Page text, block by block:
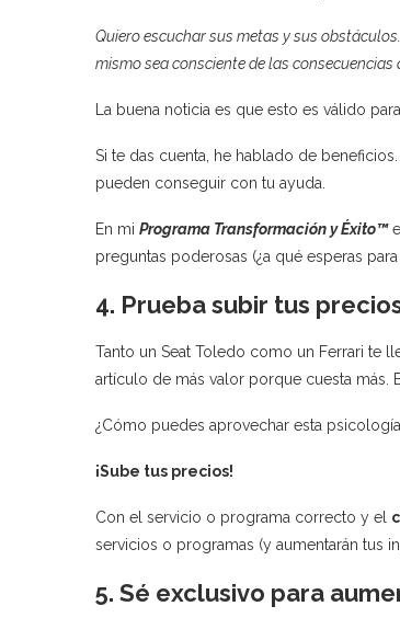
Quiero escuchar sus metas y sus
mismo sea consciente de las consecuencias
La buena noticia es que esto es válido
Si te das cuenta, he hablado de
pueden conseguir con tu ayuda.
En mi Programa Transformación y Éxito™
preguntas poderosas (¿a qué esperas
4. Prueba subir tus
Tanto un Seat Toledo como un Ferrari te
artículo de más valor porque cuesta más.
¿Cómo puedes aprovechar esta
¡Sube tus precios!
Con el servicio o programa correcto y el
servicios o programas (y aumentarán tus
5. Sé exclusivo para